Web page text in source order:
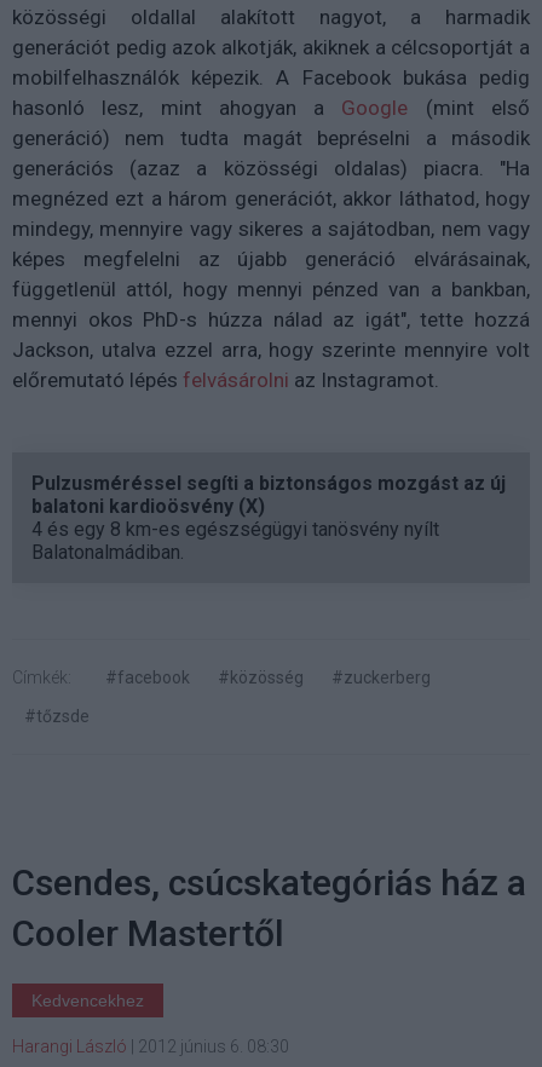
közösségi oldallal alakított nagyot, a harmadik
generációt pedig azok alkotják, akiknek a célcsoportját a
mobilfelhasználók képezik. A Facebook bukása pedig
hasonló lesz, mint ahogyan a Google (mint első
generáció) nem tudta magát bepréselni a második
generációs (azaz a közösségi oldalas) piacra. "Ha
megnézed ezt a három generációt, akkor láthatod, hogy
mindegy, mennyire vagy sikeres a sajátodban, nem vagy
képes megfelelni az újabb generáció elvárásainak,
függetlenül attól, hogy mennyi pénzed van a bankban,
mennyi okos PhD-s húzza nálad az igát", tette hozzá
Jackson, utalva ezzel arra, hogy szerinte mennyire volt
előremutató lépés felvásárolni az Instagramot.
Pulzusméréssel segíti a biztonságos mozgást az új
balatoni kardioösvény (X)
4 és egy 8 km-es egészségügyi tanösvény nyílt
Balatonalmádiban.
Címkék: #facebook #közösség
#zuckerberg
#tőzsde
Csendes, csúcskategóriás ház a
Cooler Mastertől
Kedvencekhez
Harangi László 2012 június 6. 08:30